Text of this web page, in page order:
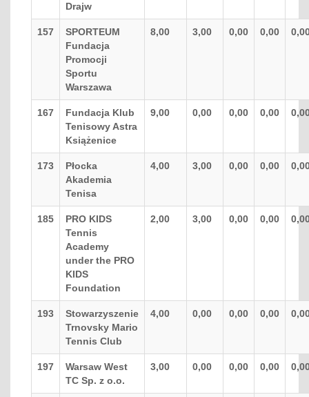
Drajw
157
SPORTEUM
Fundacja
Promocji
Sportu
Warszawa
8,00 3,00 0,00 0,00
167
Fundacja Klub
Tenisowy Astra
Książenice
9,00 0,00 0,00 0,00
173
Płocka
Akademia
Tenisa
4,00 3,00 0,00 0,00
185
PRO KIDS
Tennis
Academy
under the PRO
KIDS
Foundation
2,00 3,00 0,00 0,00
193
Stowarzyszenie
Trnovsky Mario
Tennis Club
4,00 0,00 0,00 0,00
197
Warsaw West
TC Sp. z o.o.
3,00 0,00 0,00 0,00